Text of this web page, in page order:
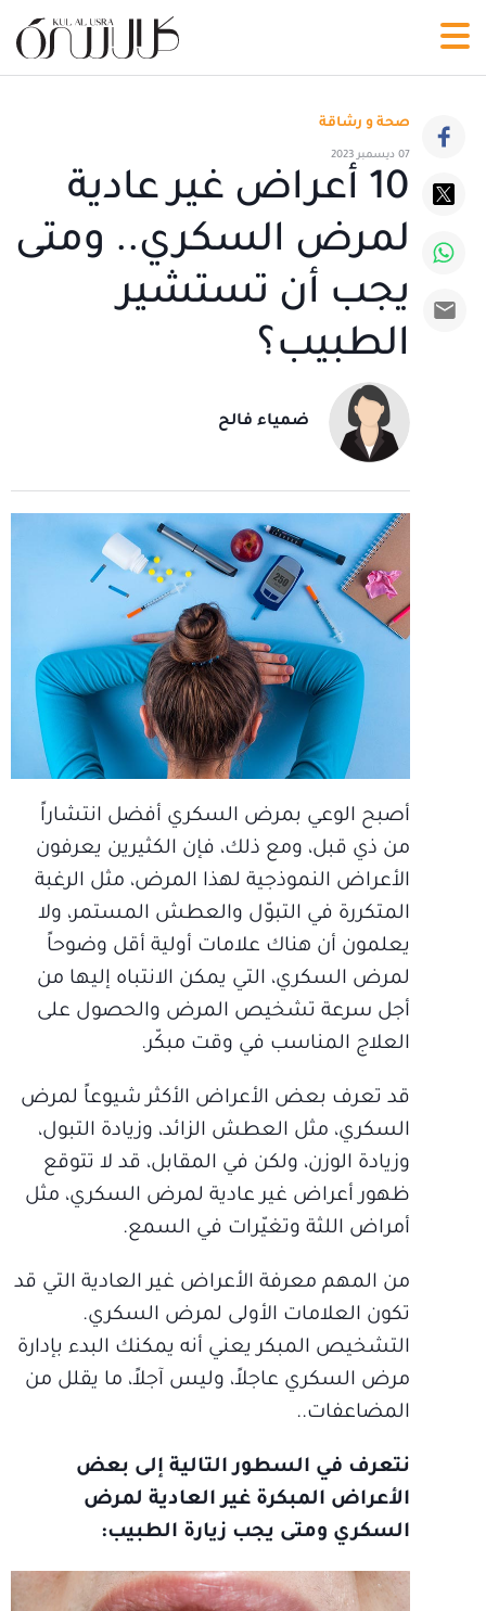
صحة و رشاقة
07 ديسمبر 2023
10 أعراض غير عادية
لمرض السكري.. ومتى
يجب أن تستشير
الطبيب؟
ضمياء فالح
أصبح الوعي بمرض السكري أفضل انتشاراً
من ذي قبل، ومع ذلك، فإن الكثيرين يعرفون
الأعراض النموذجية لهذا المرض، مثل الرغبة
المتكررة في التبوّل والعطش المستمر، ولا
يعلمون أن هناك علامات أولية أقل وضوحاً
لمرض السكري، التي يمكن الانتباه إليها من
أجل سرعة تشخيص المرض والحصول على
العلاج المناسب في وقت مبكّر.
قد تعرف بعض الأعراض الأكثر شيوعاً لمرض
السكري، مثل العطش الزائد، وزيادة التبول،
وزيادة الوزن، ولكن في المقابل، قد لا تتوقع
ظهور أعراض غير عادية لمرض السكري، مثل
أمراض اللثة وتغيّرات في السمع.
من المهم معرفة الأعراض غير العادية التي قد
تكون العلامات الأولى لمرض السكري.
التشخيص المبكر يعني أنه يمكنك البدء بإدارة
مرض السكري عاجلاً، وليس آجلاً، ما يقلل من
المضاعفات..
نتعرف في السطور التالية إلى بعض
الأعراض المبكرة غير العادية لمرض
السكري ومتى يجب زيارة الطبيب: